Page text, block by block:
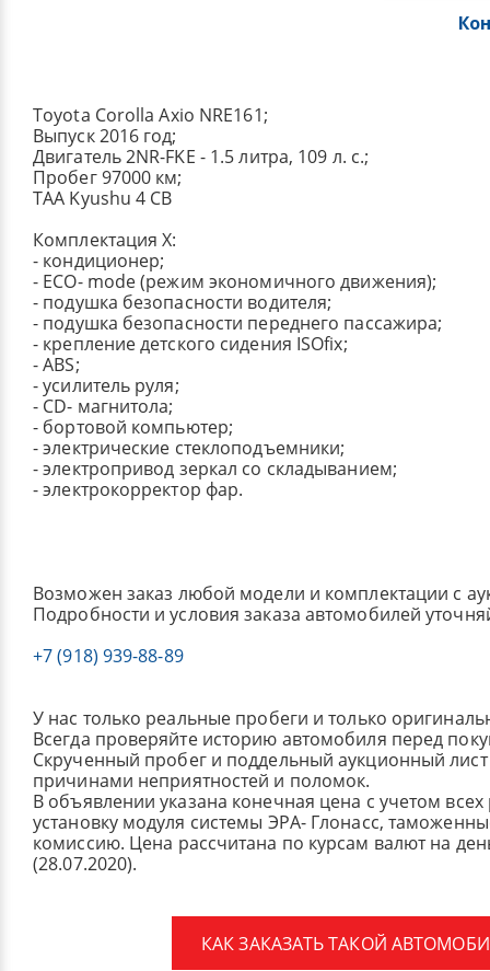
Toyota Corolla Axio NRE161;
Выпуск 2016 год;
Двигатель 2NR-FKE - 1.5 литра, 109 л. с.;
Пробег 97000 км;
TAA Kyushu 4 CB
Комплектация X:
- кондиционер;
- ECO- mode (режим экономичного движения);
- подушка безопасности водителя;
- подушка безопасности переднего пассажира;
- крепление детского сидения ISOfix;
- ABS;
- усилитель руля;
- CD- магнитола;
- бортовой компьютер;
- электрические стеклоподъемники;
- электропривод зеркал со складыванием;
- электрокорректор фар.
Возможен заказ любой модели и комплектации с
Подробности и условия заказа автомобилей
+7 (918) 939-88-89
У нас только реальные пробеги и только
Всегда проверяйте историю автомобиля перед
Скрученный пробег и поддельный аукционный лист
причинами неприятностей и поломок.
В объявлении указана конечная цена с учетом
установку модуля системы ЭРА- Глонасс,
комиссию. Цена рассчитана по курсам валют на
(28.07.2020).
КАК ЗАКАЗАТЬ ТАКОЙ